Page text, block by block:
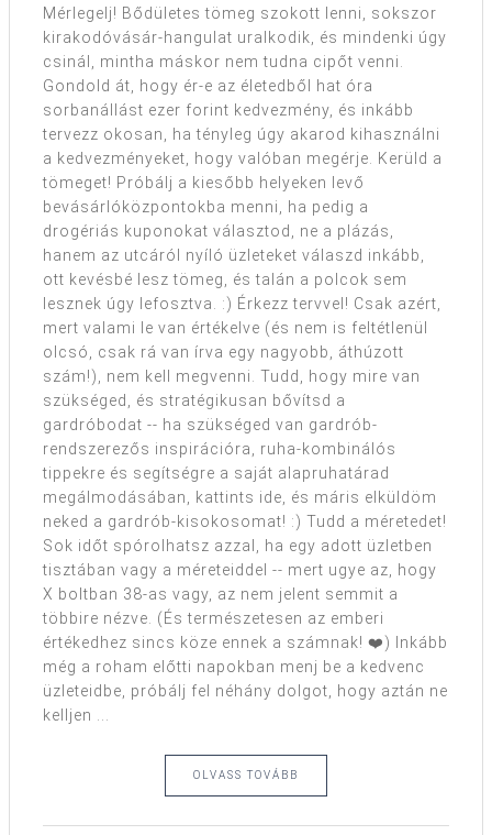
Mérlegelj! Bődületes tömeg szokott lenni, sokszor
kirakodóvásár-hangulat uralkodik, és mindenki úgy
csinál, mintha máskor nem tudna cipőt venni.
Gondold át, hogy ér-e az életedből hat óra
sorbanállást ezer forint kedvezmény, és inkább
tervezz okosan, ha tényleg úgy akarod kihasználni
a kedvezményeket, hogy valóban megérje. Kerüld a
tömeget! Próbálj a kiesőbb helyeken levő
bevásárlóközpontokba menni, ha pedig a
drogériás kuponokat választod, ne a plázás,
hanem az utcáról nyíló üzleteket válaszd inkább,
ott kevésbé lesz tömeg, és talán a polcok sem
lesznek úgy lefosztva. :) Érkezz tervvel! Csak azért,
mert valami le van értékelve (és nem is feltétlenül
olcsó, csak rá van írva egy nagyobb, áthúzott
szám!), nem kell megvenni. Tudd, hogy mire van
szükséged, és stratégikusan bővítsd a
gardróbodat -- ha szükséged van gardrób-
rendszerezős inspirációra, ruha-kombinálós
tippekre és segítségre a saját alapruhatárad
megálmodásában, kattints ide, és máris elküldöm
neked a gardrób-kisokosomat! :) Tudd a méretedet!
Sok időt spórolhatsz azzal, ha egy adott üzletben
tisztában vagy a méreteiddel -- mert ugye az, hogy
X boltban 38-as vagy, az nem jelent semmit a
többire nézve. (És természetesen az emberi
értékedhez sincs köze ennek a számnak! ❤️) Inkább
még a roham előtti napokban menj be a kedvenc
üzleteidbe, próbálj fel néhány dolgot, hogy aztán ne
kelljen ...
OLVASS TOVÁBB